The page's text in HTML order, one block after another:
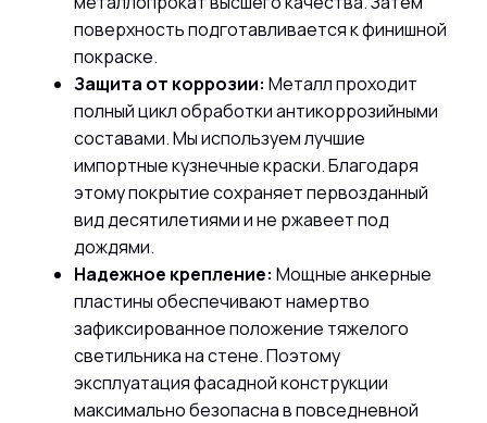
поверхность подготавливается к финишной
покраске.
Защита от коррозии: Металл проходит
полный цикл обработки антикоррозийными
составами. Мы используем лучшие
импортные кузнечные краски. Благодаря
этомупокрытие сохраняет первозданный
вид десятилетиями и не ржавеет под
дождями.
Надежное крепление: Мощные анкерные
пластины обеспечивают намертво
зафиксированное положение тяжелого
светильника на стене. Поэтому
эксплуатация фасадной конструкции
максимально безопасна в повседневной